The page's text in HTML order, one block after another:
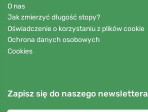
O nas
Jak zmierzyć długość stopy?
Oświadczenie o korzystaniu z plików cookie
Ochrona danych osobowych
Cookies
Zapisz się do naszego newslettera